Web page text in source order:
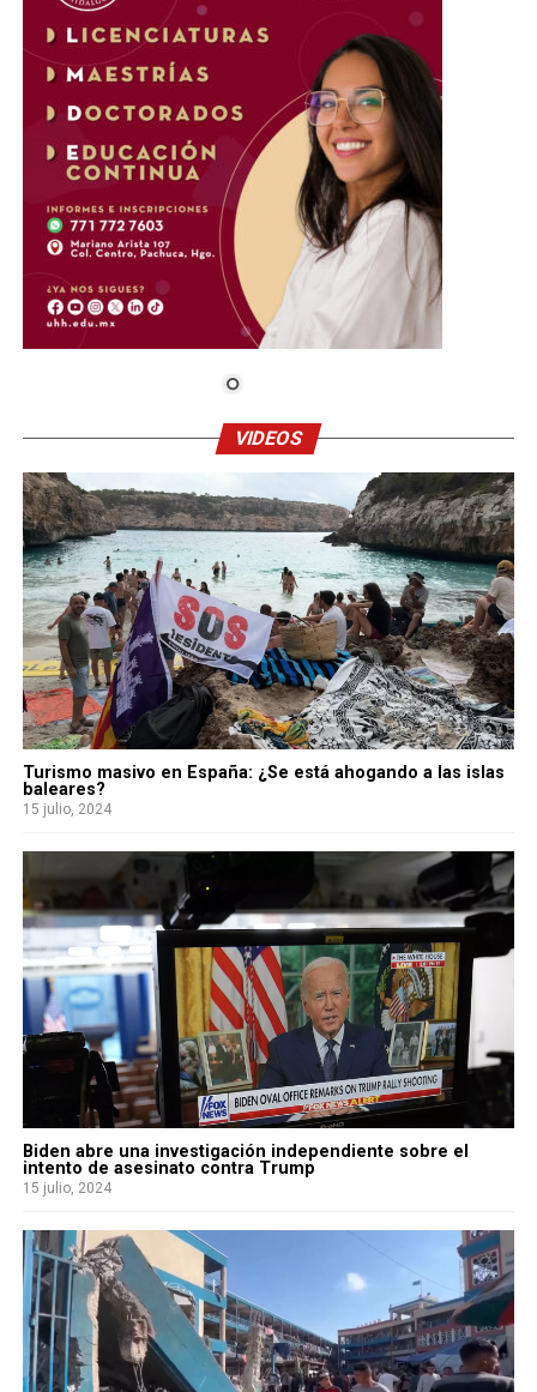
VIDEOS
Turismo masivo en España: ¿Se está ahogando a las islas
baleares?
15 julio, 2024
Biden abre una investigación independiente sobre el
intento de asesinato contra Trump
15 julio, 2024